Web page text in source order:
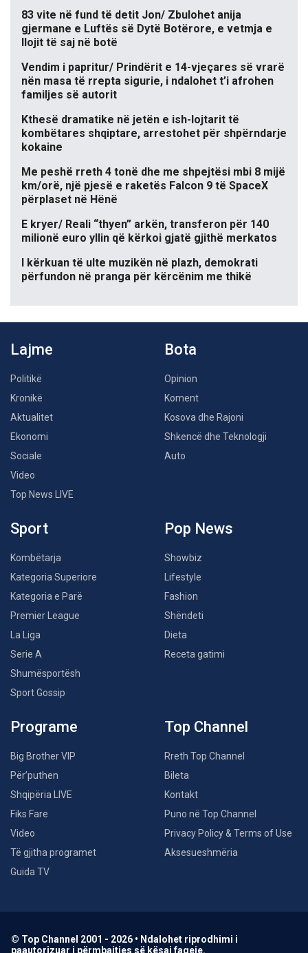
83 vite në fund të detit Jon/ Zbulohet anija
gjermane e Luftës së Dytë Botërore, e vetmja e
llojit të saj në botë
Vendim i papritur/ Prindërit e 14-vjeçares së vrarë
nën masa të rrepta sigurie, i ndalohet t’i afrohen
familjes së autorit
Kthesë dramatike në jetën e ish-lojtarit të
kombëtares shqiptare, arrestohet për shpërndarje
kokaine
Me peshë rreth 4 tonë dhe me shpejtësi mbi 8 mijë
km/orë, një pjesë e raketës Falcon 9 të SpaceX
përplaset në Hënë
E kryer/ Reali “thyen” arkën, transferon për 140
milionë euro yllin që kërkoi gjatë gjithë merkatos
I kërkuan të ulte muzikën në plazh, demokrati
përfundon në pranga për kërcënim me thikë
Lajme
Politikë
Kronikë
Aktualitet
Ekonomi
Sociale
Video
Top News LIVE
Bota
Opinion
Koment
Kosova dhe Rajoni
Shkencë dhe Teknologji
Auto
Sport
Kombëtarja
Kategoria Superiore
Kategoria e Parë
Premier League
La Liga
Serie A
Shumësportësh
Sport Gossip
Pop News
Showbiz
Lifestyle
Fashion
Shëndeti
Dieta
Receta gatimi
Programe
Big Brother VIP
Për’puthen
Shqipëria LIVE
Fiks Fare
Video
Të gjitha programet
Guida TV
Top Channel
Rreth Top Channel
Bileta
Kontakt
Puno në Top Channel
Privacy Policy & Terms of Use
Aksesueshmëria
© Top Channel 2001 - 2026 • Ndalohet riprodhimi i
paautorizuar i përmbajtjes së kësaj faqeje.